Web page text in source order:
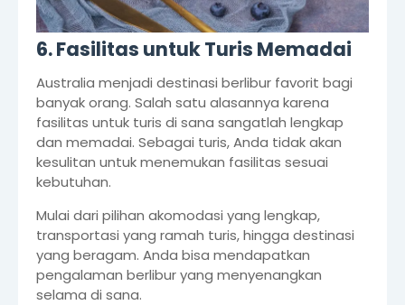
6. Fasilitas untuk Turis Memadai
Australia menjadi destinasi berlibur favorit bagi
banyak orang. Salah satu alasannya karena
fasilitas untuk turis di sana sangatlah lengkap
dan memadai. Sebagai turis, Anda tidak akan
kesulitan untuk menemukan fasilitas sesuai
kebutuhan.
Mulai dari pilihan akomodasi yang lengkap,
transportasi yang ramah turis, hingga destinasi
yang beragam. Anda bisa mendapatkan
pengalaman berlibur yang menyenangkan
selama di sana.